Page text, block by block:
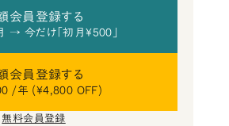
会員登録する
今だけ「初月¥500」
会員登録する
/年 (¥4,800 OFF)
無料会員登録